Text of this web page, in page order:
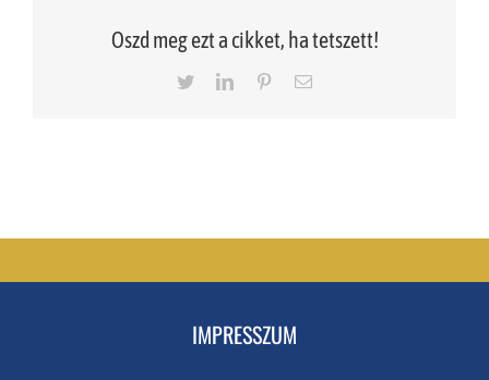
Oszd meg ezt a cikket, ha tetszett!
TwitterLinkedInPinterestEmail
IMPRESSZUM